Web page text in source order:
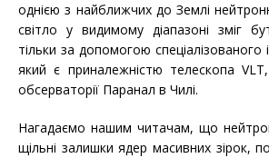
однією з найближчих до Землі
світло у видимому діапазоні зміг
тільки за допомогою спеціалізованого
який є приналежністю телескопа
обсерваторії Паранал в Чилі.
Нагадаємо нашим читачам, що
щільні залишки ядер масивних зірок,